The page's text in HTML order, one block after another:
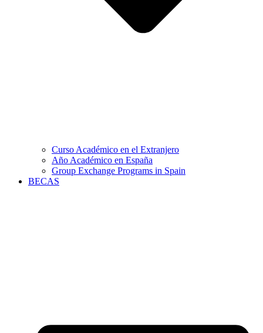
Curso Académico en el Extranjero
Año Académico en España
Group Exchange Programs in Spain
BECAS